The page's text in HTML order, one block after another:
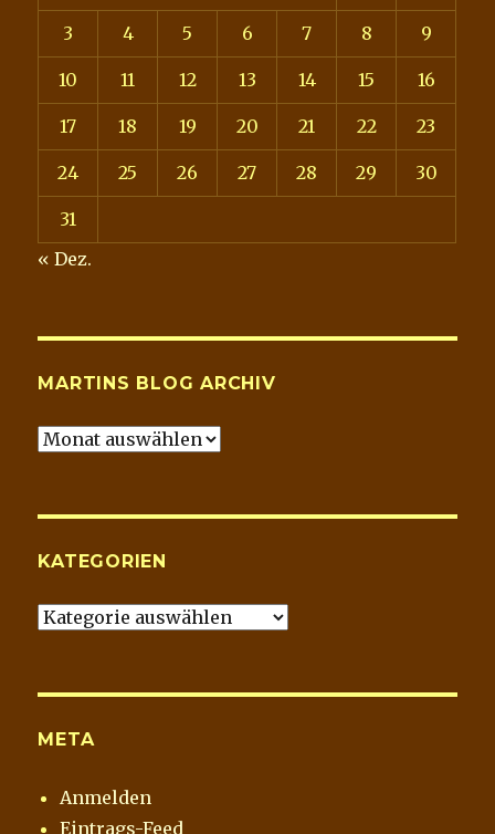
3 4 5 6 7 8 9
10 11 12 13 14 15 16
17 18 19 20 21 22 23
24 25 26 27 28 29 30
31
« Dez.
MARTINS BLOG ARCHIV
Martins
KATEGORIEN
Kategorien
META
Anmelden
Eintrags-Feed